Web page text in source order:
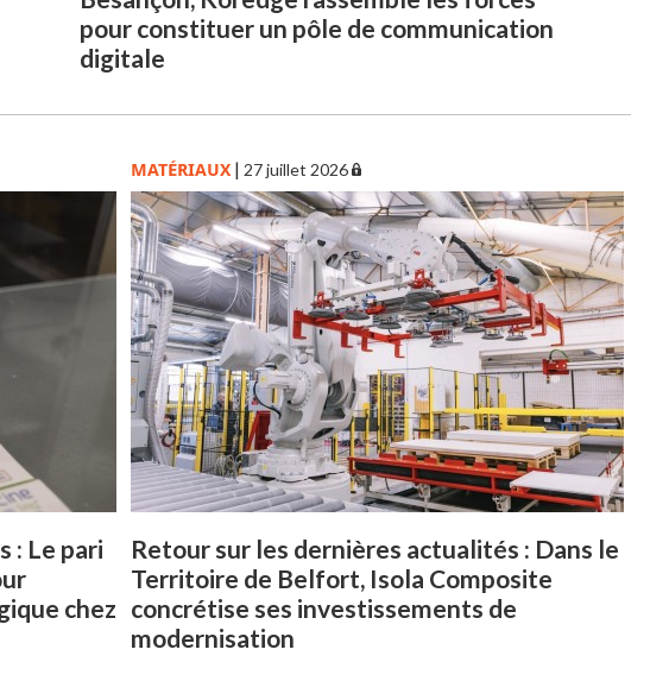
pour constituer un pôle de communication
digitale
: Le pari
chez
MATÉRIAUX | 27 juillet 2026
Retour sur les dernières actualités : Dans le
Territoire de Belfort, Isola Composite
concrétise ses investissements de
modernisation